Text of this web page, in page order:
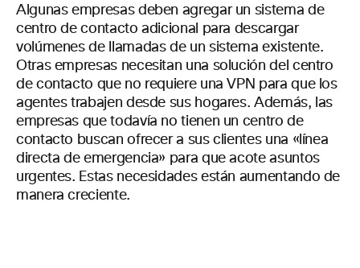
Algunas empresas deben agregar un sistema de
centro de contacto adicional para descargar
volúmenes de llamadas de un sistema existente.
Otras empresas necesitan una solución del centro
de contacto que no requiere una VPN para que los
agentes trabajen desde sus hogares. Además, las
empresas que todavía no tienen un centro de
contacto buscan ofrecer a sus clientes una «línea
directa de emergencia» para que acote asuntos
urgentes. Estas necesidades están aumentando de
manera creciente.